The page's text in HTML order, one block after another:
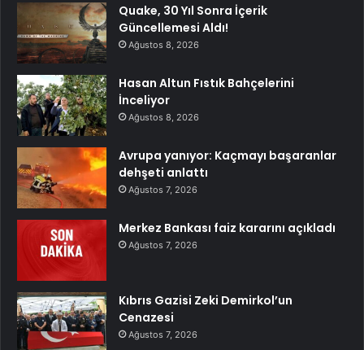
Quake, 30 Yıl Sonra İçerik
Güncellemesi Aldı!
Ağustos 8, 2026
Hasan Altun Fıstık Bahçelerini
İnceliyor
Ağustos 8, 2026
Avrupa yanıyor: Kaçmayı başaranlar
dehşeti anlattı
Ağustos 7, 2026
Merkez Bankası faiz kararını açıkladı
Ağustos 7, 2026
Kıbrıs Gazisi Zeki Demirkol’un
Cenazesi
Ağustos 7, 2026